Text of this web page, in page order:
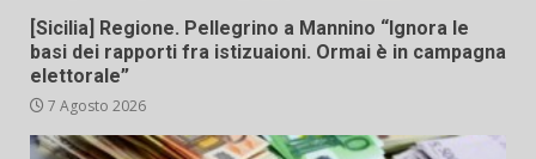
[Sicilia] Regione. Pellegrino a Mannino “Ignora le
basi dei rapporti fra istizuaioni. Ormai è in campagna
elettorale”
7 Agosto 2026